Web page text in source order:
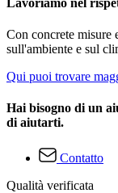
Con concrete misure
sull'ambiente e sul
Qui puoi trovare
Hai bisogno di un
di aiutarti.
Contatto
Qualità verificata